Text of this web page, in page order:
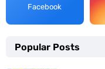
Facebook
Popular Posts